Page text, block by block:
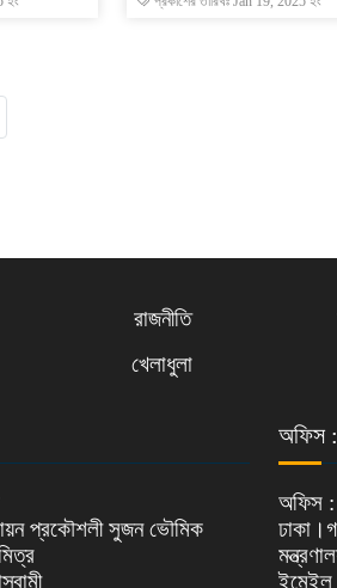
রাজনীতি
খেলাধুলা
প্রকৌশলী সুজন ভৌমিক
অফিস :
অফিস :